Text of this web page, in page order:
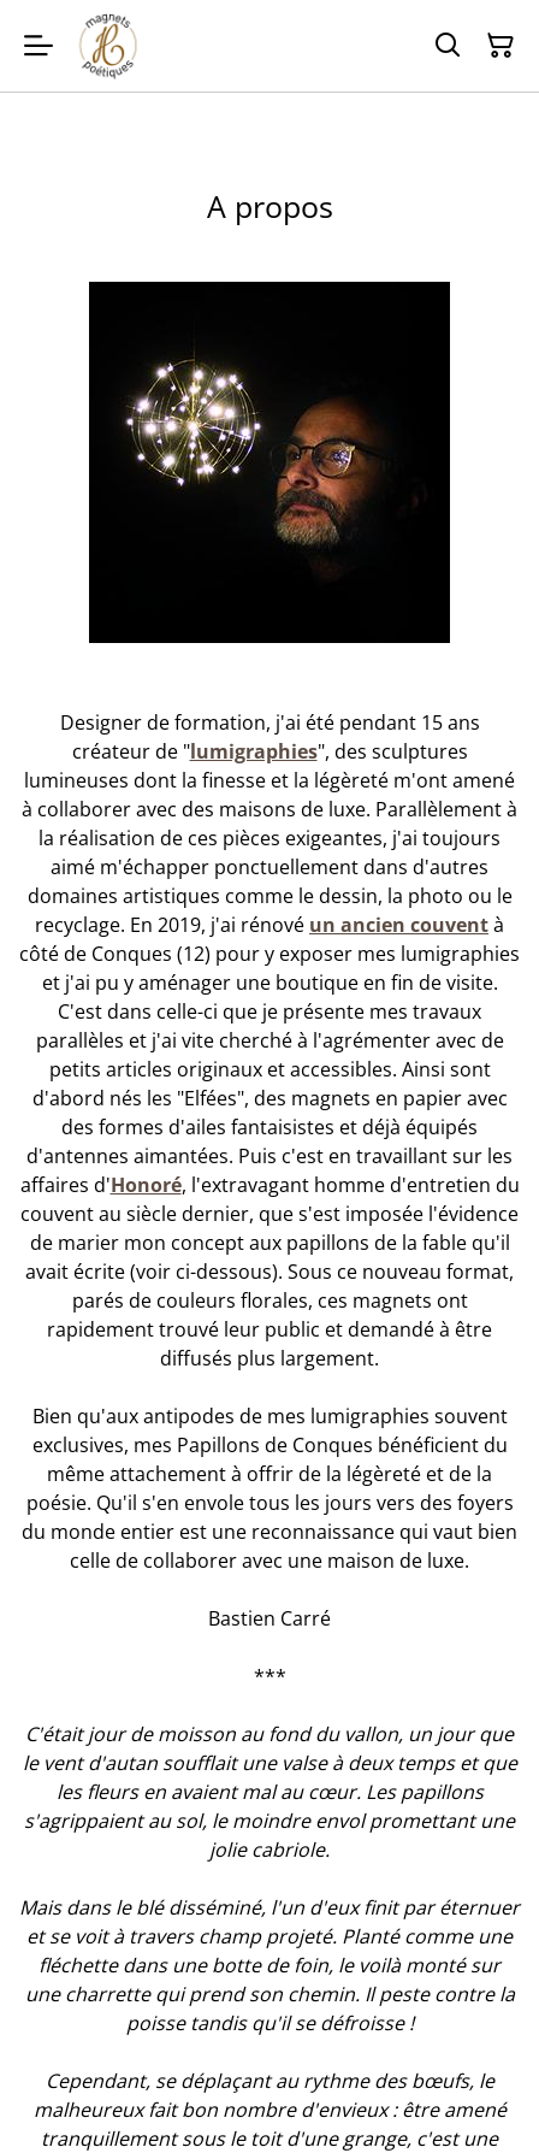
A propos
Designer de formation, j'ai été pendant 15 ans
créateur de "lumigraphies", des sculptures
lumineuses dont la finesse et la légèreté m'ont amené
à collaborer avec des maisons de luxe. Parallèlement à
la réalisation de ces pièces exigeantes, j'ai toujours
aimé m'échapper ponctuellement dans d'autres
domaines artistiques comme le dessin, la photo ou le
recyclage. En 2019, j'ai rénové un ancien couventà
côté de Conques (12) pour y exposer mes lumigraphies
et j'ai pu y aménager une boutique en fin de visite.
C'est dans celle-ci que je présente mes travaux
parallèles et j'ai vite cherché à l'agrémenter avec de
petits articles originaux et accessibles. Ainsi sont
d'abord nés les "Elfées", des magnets en papier avec
des formes d'ailes fantaisistes et déjà équipés
d'antennes aimantées. Puis c'est en travaillant sur les
affaires d'Honoré, l'extravagant homme d'entretien du
couvent au siècle dernier, que s'est imposée l'évidence
de marier mon concept aux papillons de la fable qu'il
avait écrite (voir ci-dessous). Sous ce nouveau format,
parés de couleurs florales, ces magnets ont
rapidement trouvé leur public et demandé à être
diffusés plus largement.
Bien qu'aux antipodes de mes lumigraphies souvent
exclusives, mes Papillons de Conques bénéficient du
même attachement à offrir de la légèreté et de la
poésie. Qu'il s'en envole tous les jours vers des foyers
du monde entier est une reconnaissance qui vaut bien
celle de collaborer avec une maison de luxe.
Bastien Carré
***
C'était jour de moisson au fond du vallon, un jour que
le vent d'autan soufflait une valse à deux temps et que
les fleurs en avaient mal au cœur. Les papillons
s'agrippaient au sol, le moindre envol promettant une
jolie cabriole.
Mais dans le blé disséminé, l'un d'eux finit par éternuer
et se voit à travers champ projeté. Planté comme une
fléchette dans une botte de foin, le voilà monté sur
une charrette qui prend son chemin. Il peste contre la
poisse tandis qu'il se défroisse !
Cependant, se déplaçant au rythme des bœufs, le
malheureux fait bon nombre d'envieux : être amené
tranquillement sous le toit d'une grange, c'est une